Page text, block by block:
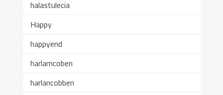
halastulecia
Happy
happyend
harlamcoben
harlancobben